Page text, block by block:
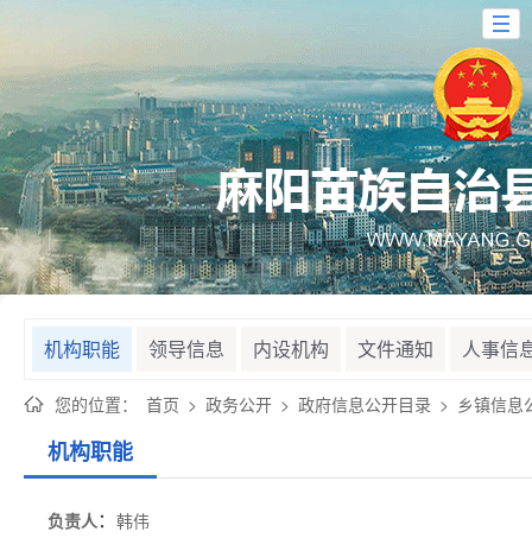
机构职能 领导信息 内设机构 文件通知 人事信
您的位置： 首页 > 政务公开 > 政府信息公开目录 > 乡镇信息
机构职能
负责人： 韩伟